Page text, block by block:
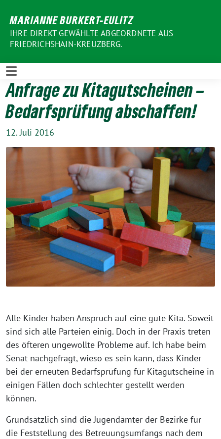
zum
Inhalt
MARIANNE BURKERT-EULITZ
IHRE DIREKT GEWÄHLTE ABGEORDNETE AUS
FRIEDRICHSHAIN-KREUZBERG.
Anfrage zu Kitagutscheinen –
Bedarfsprüfung abschaffen!
12. Juli 2016
Alle Kinder haben Anspruch auf eine gute Kita. Soweit
sind sich alle Parteien einig. Doch in der Praxis treten
des öfteren ungewollte Probleme auf. Ich habe beim
Senat nachgefragt, wieso es sein kann, dass Kinder
bei der erneuten Bedarfsprüfung für Kitagutscheine in
einigen Fällen doch schlechter gestellt werden
können.
Grundsätzlich sind die Jugendämter der Bezirke für
die Feststellung des Betreuungsumfangs nach dem